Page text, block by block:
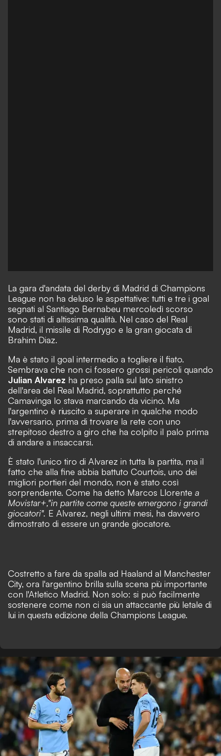
La gara d'andata del derby di Madrid di Champions
League non ha deluso le aspettative: tutti e tre i goal
segnati al Santiago Bernabeu mercoledì scorso
sono stati di altissima qualità. Nel caso del Real
Madrid, il missile di Rodrygo e la gran giocata di
Brahim Diaz.
Ma è stato il goal intermedio a togliere il fiato.
Sembrava che non ci fossero grossi pericoli quando
Julian Alvarez ha preso palla sul lato sinistro
dell'area del Real Madrid, soprattutto perché
Camavinga lo stava marcando da vicino. Ma
l'argentino è riuscito a superare in qualche modo
l'avversario, prima di trovare la rete con uno
strepitoso destro a giro che ha colpito il palo prima
di andare a insaccarsi.
È stato l'unico tiro di Alvarez in tutta la partita, ma il
fatto che alla fine abbia battuto Courtois, uno dei
migliori portieri del mondo, non è stato così
sorprendente. Come ha detto Marcos Llorente a
Movistar+,"in partite come queste emergono i grandi
giocatori". E Alvarez, negli ultimi mesi, ha davvero
dimostrato di essere un grande giocatore.
Costretto a fare da spalla ad Haaland al Manchester
City, ora l'argentino brilla sulla scena più importante
con l'Atletico Madrid. Non solo: si può facilmente
sostenere come non ci sia un attaccante più letale di
lui in questa edizione della Champions League.